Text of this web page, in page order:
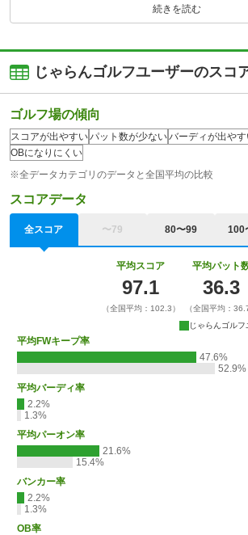
続きを読む
じゃらんゴルフユーザーのスコ
ゴルフ場の傾向
スコアが出やすいパット数が少ないバーディが出や
OBになりにくい
※全データカテゴリのデータと全国平均の比較
スコアデータ
全スコア 〜79 80〜99 100
平均スコア
97.1
（全国平均：102.3）
平均パット
36.3
（全国平均：36.7
じゃらんゴル
平均FWキープ率
47.6%
52.9%
平均バーディ率
2.2%
1.3%
平均パーオン率
21.6%
15.4%
バンカー率
2.2%
1.3%
OB率